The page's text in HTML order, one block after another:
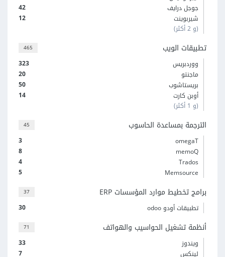
42
جوجل درايف
12
شيربوينت
(و 2 أكثر)
465 تطبيقات الويب
323
ووردبريس
20
ماجنتو
50
بريستاشوب
14
أوبن كارت
(و 1 أكثر)
45 الترجمة بمساعدة الحاسوب
3
omegaT
8
memoQ
4
Trados
5
Memsource
37 برامج تخطيط موارد المؤسسات ERP
30 تطبيقات أودو odoo
71 أنظمة تشغيل الحواسيب والهواتف
33
ويندوز
7
لينكس